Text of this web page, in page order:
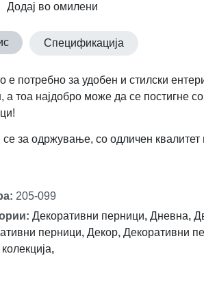
Додај во омилени
Спецификација
е потребно за удобен и стилски
а тоа најдобро може да се постигне
за одржување, со одличен квалитет
: 205-099
: Декоративни перници, Дневна,
перници, Декор, Декоративни
,